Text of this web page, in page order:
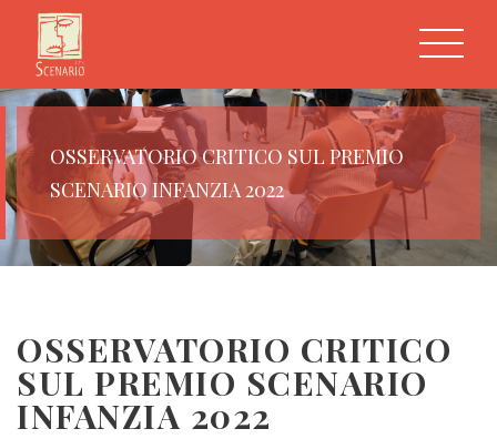
OSSERVATORIO CRITICO SUL PREMIO
SCENARIO INFANZIA 2022
OSSERVATORIO CRITICO
SUL PREMIO SCENARIO
INFANZIA 2022